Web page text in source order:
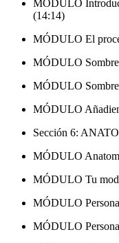
MÓDULO
(14:14)
MÓDULO El
MÓDULO
MÓDULO
MÓDULO
Sección 6:
MÓDULO
MÓDULO Tu
MÓDULO
MÓDULO